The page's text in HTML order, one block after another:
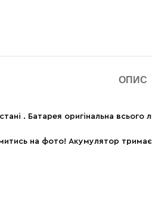
ОПИС
. Батарея оригінальна
на фото! Акумулятор